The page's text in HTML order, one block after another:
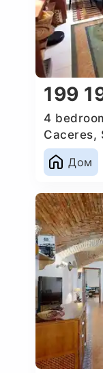
199
4
Caceres‎,
Дом